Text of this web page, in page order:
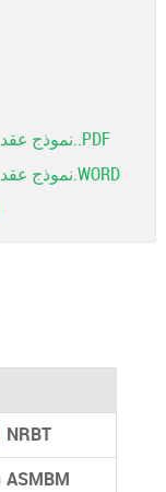
نموذج عقد التدريب لنادي الهواة موسم 2026_2027..PDF
نموذج عقد التدريب لنادي الهواة موسم 2026_2027.WORD
NRBT
ASMBM